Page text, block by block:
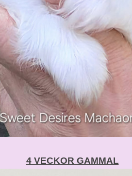
4 VECKOR GAMMAL